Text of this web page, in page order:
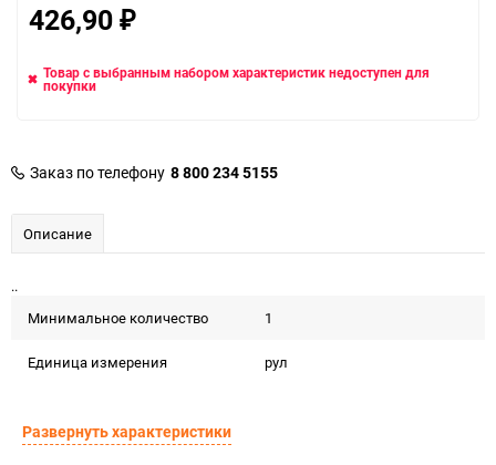
426,90 ₽
Товар с выбранным набором характеристик недоступен для
покупки
Заказ по телефону 8 800 234 5155
Описание
..
Минимальное количество
1
Единица измерения рул
Развернуть характеристики